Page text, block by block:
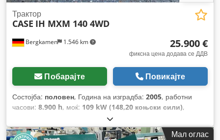
Bergkamen 1.546 km
Трактор
CASE IH MXM 140 4WD
25.900 €
фиксна цена додава се ДДВ
Побарајте Повикајте
Состојба: половен, Година на изградба: 2005, работни
часови: 8.900 h, моќ: 109 kW (148,20 коњски сили),
ABS, кабина, клима уред, погон на сите тркала
Мал оглас